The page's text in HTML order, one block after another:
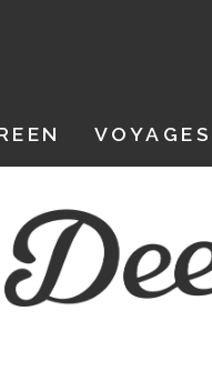
VOYAGES